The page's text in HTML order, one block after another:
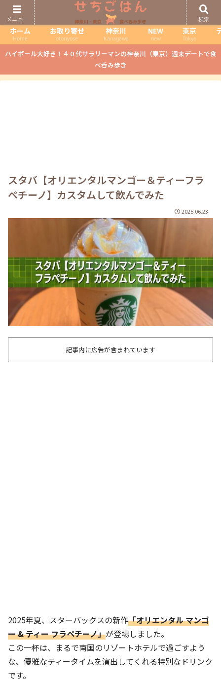
ホーム
Home
お取り寄せ
otoriyose
神奈川
Kanagawa
NEW
new
東京
Tokyo
ハイボール大好き！４０代サラリーマンの神奈川（東京）週末デートで食
べ呑み歩き
スタバ【オリエンタルマンゴー＆ティーフラ
ペチーノ】カスタムして飲んでみた
2025.06.23
記事内に広告が含まれています
2025年夏、スターバックスの新作「オリエンタル マンゴ
ー & ティー フラペチーノ」が登場しました。
この一杯は、まるで南国のリゾートホテルで過ごすよう
な、優雅なティータイムを演出してくれる特別なドリンク
です。
メニュー 検索